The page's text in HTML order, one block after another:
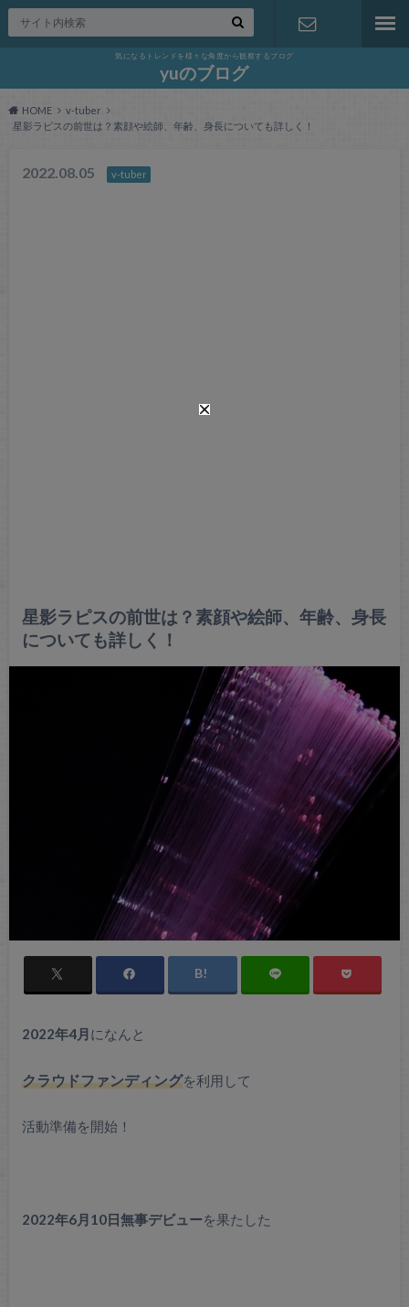
気になるトレンドを様々な角度から観察するブログ
yuのブログ
HOME
v-tuber
星影ラピスの前世は？素顔や絵師、年齢、身長についても詳しく！
2022.08.05 v-tuber
星影ラピスの前世は？素顔や絵師、年齢、身長
についても詳しく！
2022年4月 になんと
クラウドファンディングを利用して
活動準備を開始！
2022年6月10日無事デビューを果たした